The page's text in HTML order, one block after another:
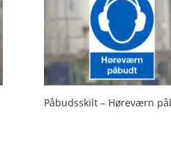
Påbudsskilt – Høreværn